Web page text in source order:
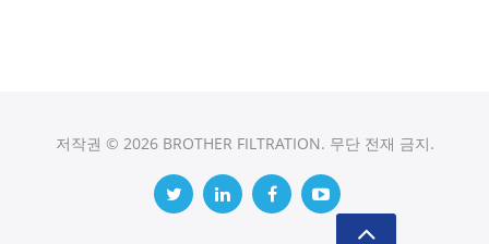
저작권 © 2026 BROTHER FILTRATION. 무단 전재 금지.